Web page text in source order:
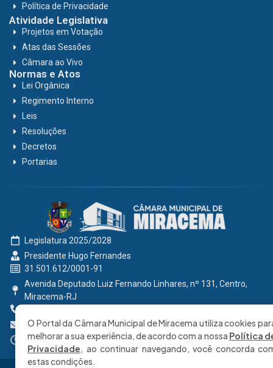
Política de Privacidade
Atividade Legislativa
Projetos em Votação
Atas das Sessões
Câmara ao Vivo
Normas e Atos
Lei Orgânica
Regimento Interno
Leis
Resoluções
Decretos
Portarias
Legislatura 2025/2028
Presidente Hugo Fernandes
31.501.612/0001-91
Avenida Deputado Luiz Fernando Linhares, nº 131, Centro,
Miracema-RJ
secretaria@cmmiracema.rj.gov.br
Segunda à Sexta: 08:00 às 17:00 hrs
O Portal da Câmara Municipal de Miracema utiliza cookies
melhorar a sua experiência, de acordo com a nossa Política
Privacidade, ao continuar navegando, você concorda
estas condições.